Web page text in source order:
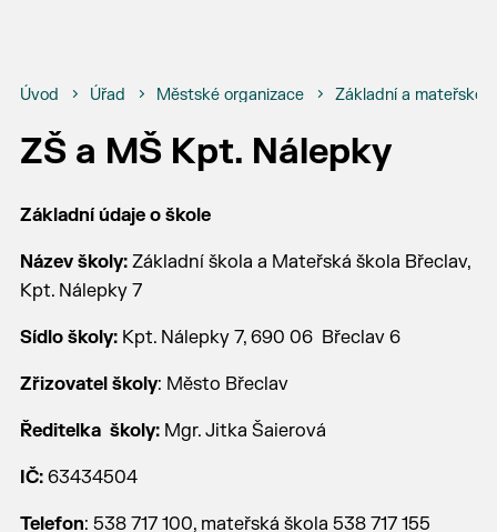
Úvod Úřad Městské organizace Základní a mateřské
ZŠ a MŠ Kpt. Nálepky
Základní údaje o škole
Název školy:Základní škola a Mateřská škola Břeclav,
Kpt. Nálepky 7
Sídlo školy:Kpt. Nálepky 7, 690 06 Břeclav 6
Zřizovatel školy: Město Břeclav
Ředitelka školy:Mgr. Jitka Šaierová
IČ:63434504
Telefon: 538 717 100, mateřská škola 538 717 155